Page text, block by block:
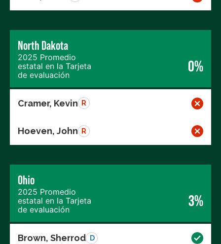
North Dakota
2025 Promedio
estatal en la Tarjeta
de evaluación
0%
Cramer, Kevin R
Hoeven, John R
Ohio
2025 Promedio
estatal en la Tarjeta
de evaluación
3%
Brown, Sherrod D